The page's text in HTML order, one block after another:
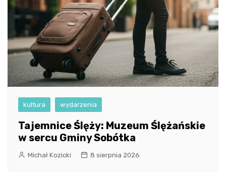
kultura wydarzenia
Tajemnice Ślęży: Muzeum Ślężańskie
w sercu Gminy Sobótka
Michał Kozicki 8 sierpnia 2026